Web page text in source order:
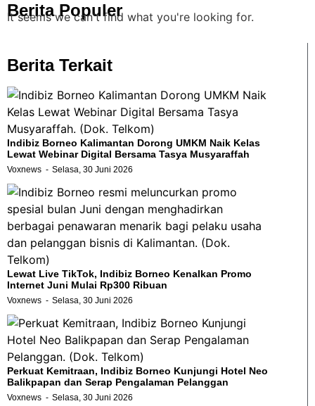
Berita Populer
It seems we can't find what you're looking for.
Berita Terkait
Indibiz Borneo Kalimantan Dorong UMKM Naik Kelas
Lewat Webinar Digital Bersama Tasya Musyaraffah
Voxnews Selasa, 30 Juni 2026
Lewat Live TikTok, Indibiz Borneo Kenalkan Promo
Internet Juni Mulai Rp300 Ribuan
Voxnews Selasa, 30 Juni 2026
Perkuat Kemitraan, Indibiz Borneo Kunjungi Hotel Neo
Balikpapan dan Serap Pengalaman Pelanggan
Voxnews Selasa, 30 Juni 2026